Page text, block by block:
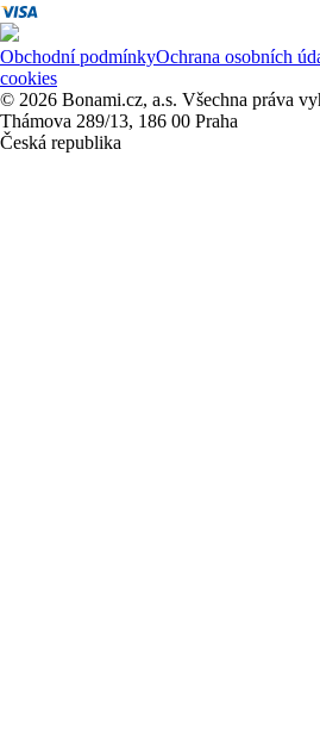
Obchodní podmínkyOchrana osobních
cookies
© 2026 Bonami.cz, a.s. Všechna práva
Thámova 289/13, 186 00 Praha
Česká republika